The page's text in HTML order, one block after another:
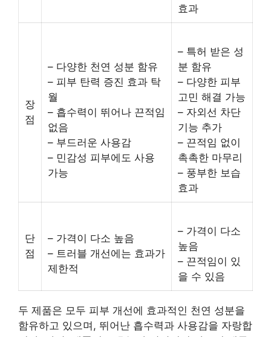
효과
장
점
– 다양한 천연 성분 함유
– 피부 탄력 증진 효과 탁
월
– 흡수력이 뛰어나 끈적임
없음
– 부드러운 사용감
– 민감성 피부에도 사용
가능
– 특허 받은 성
분 함유
– 다양한 피부
고민 해결 가능
– 자외선 차단
기능 추가
– 끈적임 없이
촉촉한 마무리
– 풍부한 보습
효과
단
점
– 가격이 다소 높음
– 트러블 개선에는 효과가
제한적
– 가격이 다소
높음
– 끈적임이 있
을 수 있음
두 제품은 모두 피부 개선에 효과적인 천연 성분을
함유하고 있으며, 뛰어난 흡수력과 사용감을 자랑합